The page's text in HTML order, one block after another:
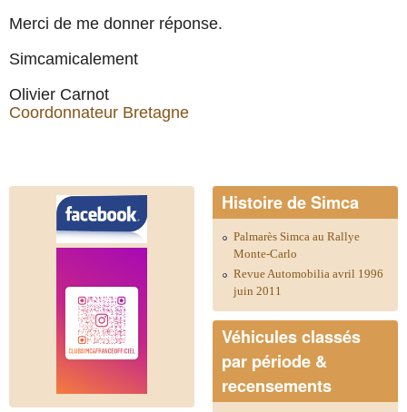
Merci de me donner réponse.
Simcamicalement
Olivier Carnot
Coordonnateur Bretagne
Histoire de Simca
Palmarès Simca au Rallye
Monte-Carlo
Revue Automobilia avril 1996
juin 2011
Véhicules classés
par période &
recensements